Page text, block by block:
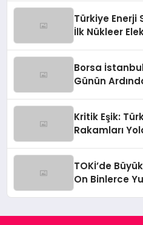
Türkiye Enerji
İlk Nükleer
Borsa İstanbul
Günün
Kritik Eşik:
Rakamları
TOKİ’de
On Binlerce